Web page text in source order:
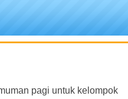
pagi untuk kelompok